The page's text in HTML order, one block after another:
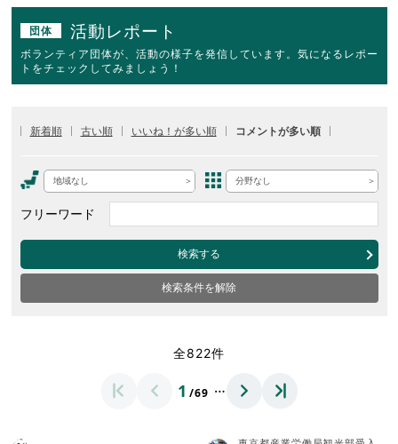
団体 活動レポート
ボランティア団体が、活動の様子を発信しています。気になるレポー
トをチェックしてみましょう！
新着順 古い順 いいね！が多い順 コメントが多い順
地域なし 分野なし
フリーワード
検索する
検索条件を解除
全822件
1 /69 …